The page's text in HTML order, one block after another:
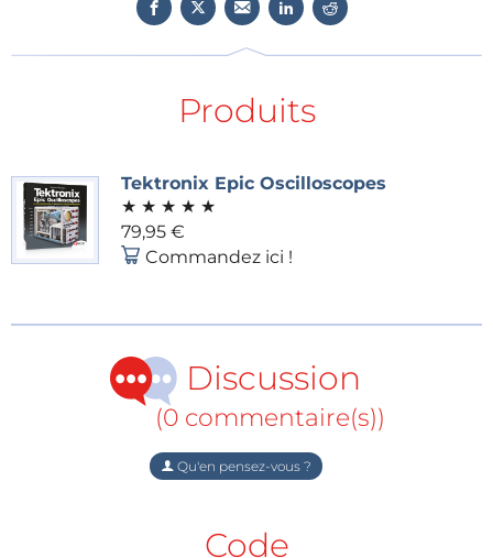
amplificateur vertical avec
ligne de retard
les oscilloscopes 530/540
« Comparaison Impossible ». Une séquence de
deux impulsions rapides visualisées sur
scientifique, juste pour l'amusement technique
Type 324A — une révolution complète
à la fois en tant que ligne de produits
Produits
Tektronix Epic Oscilloscopes
★ ★ ★ ★ ★
79,95 €
Commandez ici !
Discussion
(0 commentaire(s))
Qu'en pensez-vous ?
Code